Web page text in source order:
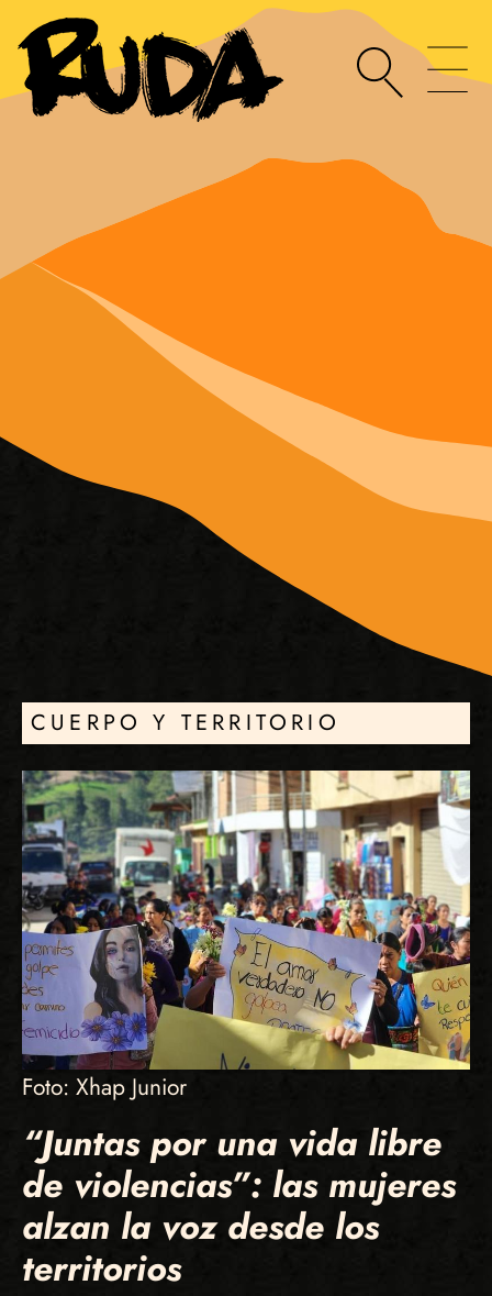
CUERPO Y TERRITORIO
Foto: Xhap Junior
“Juntas por una vida libre
de violencias”: las mujeres
alzan la voz desde los
territorios